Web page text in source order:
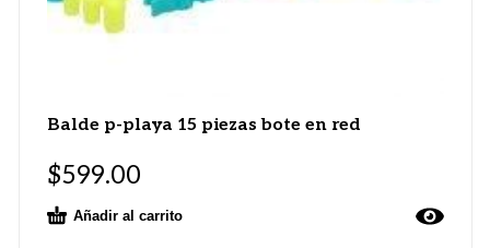
Balde p-playa 15 piezas bote en red
$599.00
Añadir al carrito